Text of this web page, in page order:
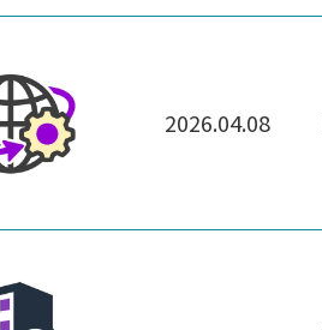
2026.04.08